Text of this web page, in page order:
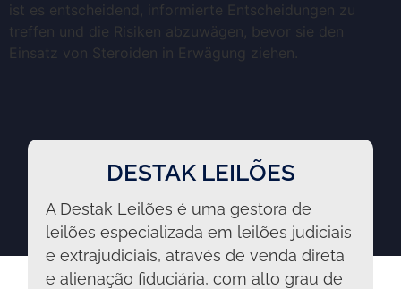
ist es entscheidend, informierte Entscheidungen zu
treffen und die Risiken abzuwägen, bevor sie den
Einsatz von Steroiden in Erwägung ziehen.
DESTAK LEILÕES
A Destak Leilões é uma gestora de
leilões especializada em leilões judiciais
e extrajudiciais, através de venda direta
e alienação fiduciária, com alto grau de